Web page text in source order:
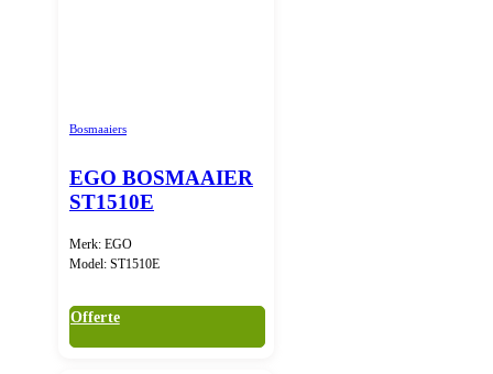
Bosmaaiers
EGO BOSMAAIER
ST1510E
Merk: EGO
Model: ST1510E
Offerte